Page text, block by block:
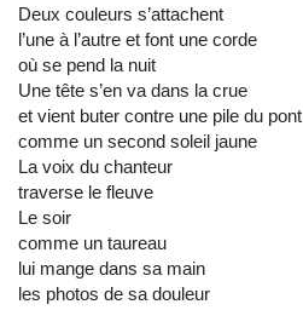
Deux couleurs s’attachent
l’une à l’autre et font une corde
où se pend la nuit
Une tête s’en va dans la crue
et vient buter contre une pile du pont
comme un second soleil jaune
La voix du chanteur
traverse le fleuve
Le soir
comme un taureau
lui mange dans sa main
les photos de sa douleur